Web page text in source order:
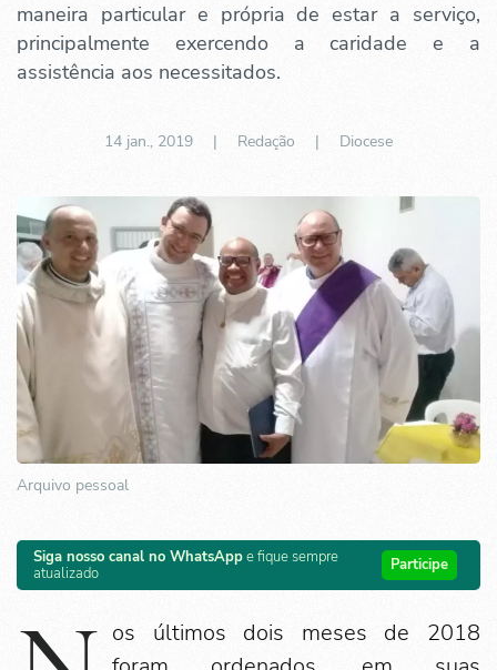
maneira particular e própria de estar a serviço,
principalmente exercendo a caridade e a
assistência aos necessitados.
14 jan., 2019 | Redação | Diocese
Arquivo pessoal
Siga nosso canal no WhatsAppe fique sempre
atualizado
Participe
os últimos dois meses de 2018